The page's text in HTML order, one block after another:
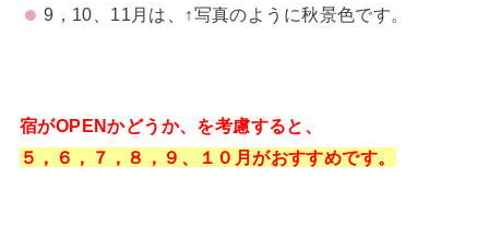
9，10、11月は、↑写真のように秋景色です。
宿がOPENかどうか、を考慮すると、
５，６，７，８，９、１０月がおすすめです。